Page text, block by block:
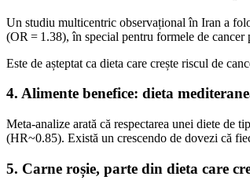
Un studiu multicentric observațional în Iran a
(OR = 1.38), în special pentru formele de
Este de așteptat ca dieta care crește riscul de
4. Alimente benefice: dieta
Meta‑analize arată că respectarea unei diete
(HR~0.85). Există un crescendo de dovezi că
5. Carne roșie, parte din dieta care